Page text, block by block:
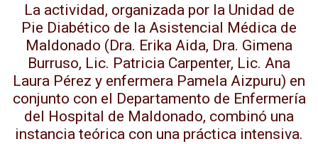
La actividad, organizada por la Unidad de
Pie Diabético de la Asistencial Médica de
Maldonado (Dra. Erika Aida, Dra. Gimena
Burruso, Lic. Patricia Carpenter, Lic. Ana
Laura Pérez y enfermera Pamela Aizpuru) en
conjunto con el Departamento de Enfermería
del Hospital de Maldonado, combinó una
instancia teórica con una práctica intensiva.